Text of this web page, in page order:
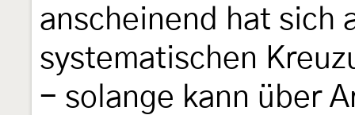
anscheinend hat sich
systematischen
- solange kann über